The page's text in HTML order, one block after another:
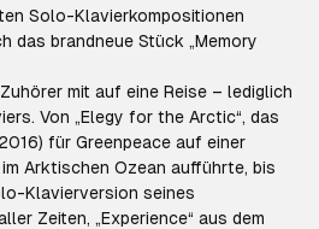
Solo-Klavierkompositionen
das brandneue Stück „Memory
mit auf eine Reise – lediglich
Von „Elegy for the Arctic“, das
für Greenpeace auf einer
Arktischen Ozean aufführte, bis
Klavierversion seines
Zeiten, „Experience“ aus dem